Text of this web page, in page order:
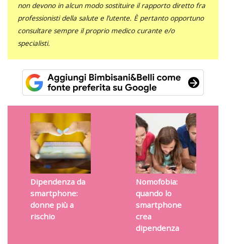
non devono in alcun modo sostituire il rapporto diretto fra
professionisti della salute e l’utente. È pertanto opportuno
consultare sempre il proprio medico curante e/o
specialisti.
Dipendenza da
smartphone:
donne più a
rischio
Nomofobia:
quando lo
smartphone
crea
dipendenza